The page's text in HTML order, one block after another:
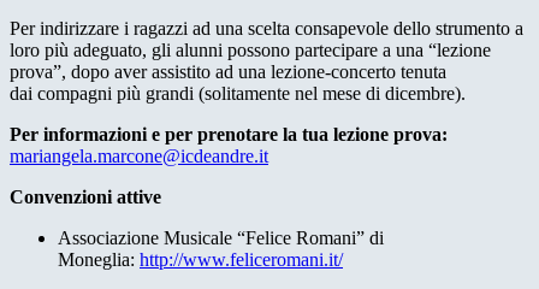
Per indirizzare i ragazzi ad una scelta consapevole dello strumento a
loro più adeguato, gli alunni possono partecipare a una “lezione
prova”, dopo aver assistito ad una lezione-concerto tenuta
dai compagni più grandi (solitamente nel mese di dicembre).
Per informazioni e per prenotare la tua lezione prova:
mariangela.marcone@icdeandre.it
Convenzioni attive
Associazione Musicale “Felice Romani” di
Moneglia: http://www.feliceromani.it/